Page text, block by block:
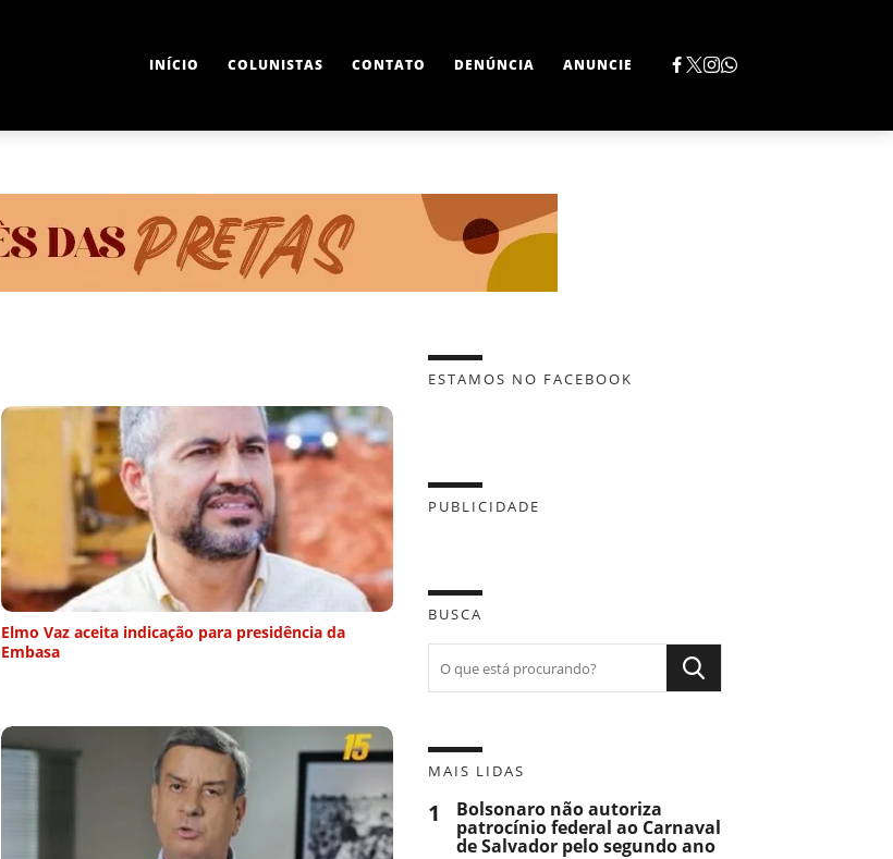
INÍCIO COLUNISTAS CONTATO DENÚNCIA ANUNCIE
Elmo Vaz aceita indicação para presidência da
Embasa
ESTAMOS NO FACEBOOK
PUBLICIDADE
BUSCA
MAIS LIDAS
1 Bolsonaro não autoriza
patrocínio federal ao Carnaval
de Salvador pelo segundo ano